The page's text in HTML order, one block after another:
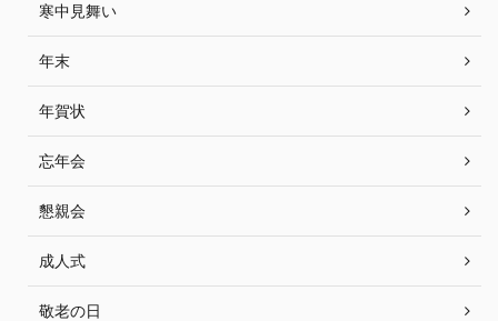
寒中見舞い
年末
年賀状
忘年会
懇親会
成人式
敬老の日